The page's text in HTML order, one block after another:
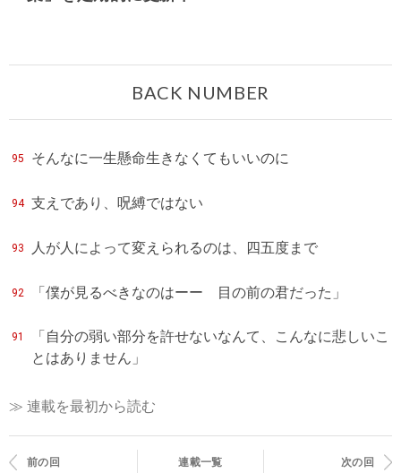
BACK NUMBER
95 そんなに一生懸命生きなくてもいいのに
94 支えであり、呪縛ではない
93 人が人によって変えられるのは、四五度まで
92 「僕が見るべきなのはーー 目の前の君だった」
91
「自分の弱い部分を許せないなんて、こんなに悲しいこ
とはありません」
≫ 連載を最初から読む
前の回 連載一覧 次の回